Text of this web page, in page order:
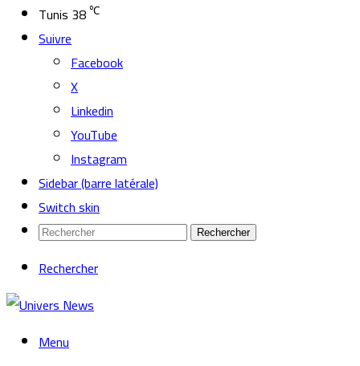
Tunis 38℃
Suivre
Facebook
X
Linkedin
YouTube
Instagram
Sidebar (barre latérale)
Switch skin
Rechercher
Rechercher
Menu